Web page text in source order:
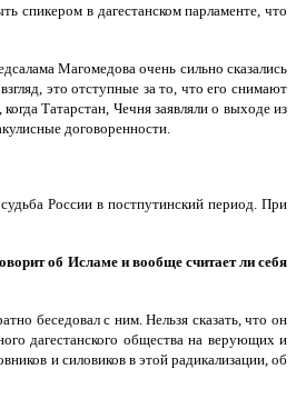
спикером в дагестанском парламенте, что
Магомедова очень сильно сказались
это отступные за то, что его снимают
Татарстан, Чечня заявляли о выходе из
договоренности.
России в постпутинский период. При
об Исламе и вообще считает ли себя
беседовал с ним. Нельзя сказать, что он
дагестанского общества на верующих и
и силовиков в этой радикализации, об